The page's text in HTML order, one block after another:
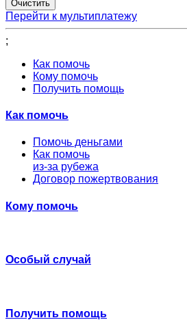
Перейти к мультиплатежу
;
Как помочь
Кому помочь
Получить помощь
Как помочь
Помочь деньгами
Как помочь
из-за рубежа
Договор пожертвования
Кому помочь
Особый случай
Получить помощь